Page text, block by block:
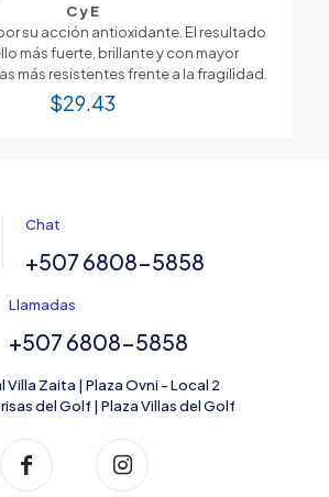
C y E
su acción antioxidante. El resultado
más fuerte, brillante y con mayor
más resistentes frente a la fragilidad.
$29.43
Chat
+507 6808-5858
Llamadas
+507 6808-5858
Villa Zaita | Plaza Ovni - Local 2
del Golf | Plaza Villas del Golf